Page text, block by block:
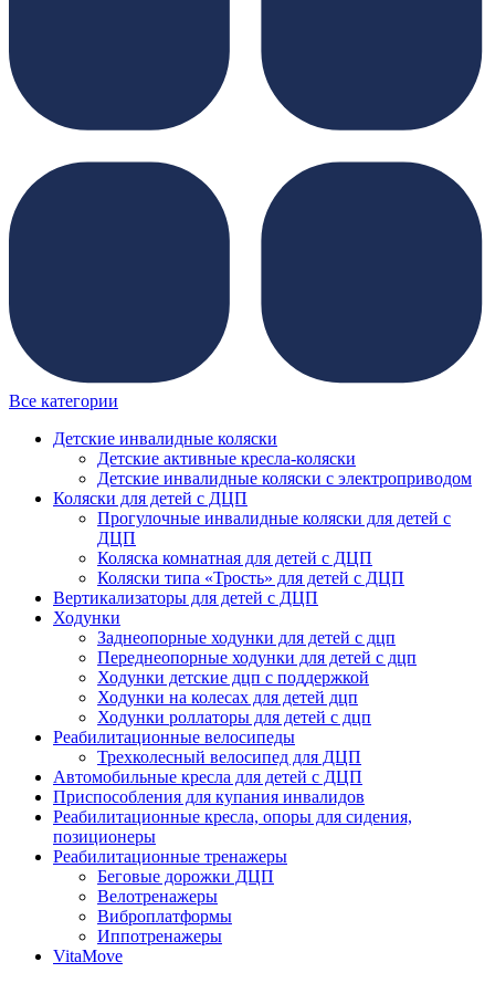
Все категории
Детские инвалидные коляски
Детские активные кресла-коляски
Детские инвалидные коляски с электроприводом
Коляски для детей с ДЦП
Прогулочные инвалидные коляски для детей с
ДЦП
Коляска комнатная для детей с ДЦП
Коляски типа «Трость» для детей с ДЦП
Вертикализаторы для детей с ДЦП
Ходунки
Заднеопорные ходунки для детей с дцп
Переднеопорные ходунки для детей с дцп
Ходунки детские дцп с поддержкой
Ходунки на колесах для детей дцп
Ходунки роллаторы для детей с дцп
Реабилитационные велосипеды
Трехколесный велосипед для ДЦП
Автомобильные кресла для детей с ДЦП
Приспособления для купания инвалидов
Реабилитационные кресла, опоры для сидения,
позиционеры
Реабилитационные тренажеры
Беговые дорожки ДЦП
Велотренажеры
Виброплатформы
Иппотренажеры
VitaMove